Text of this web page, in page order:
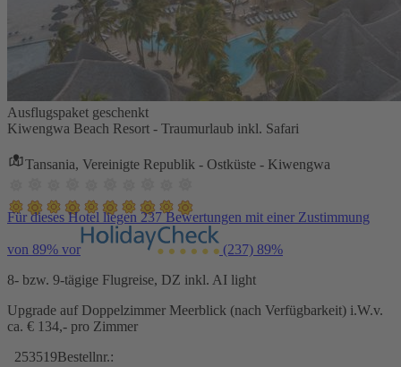
Ausflugspaket geschenkt
Kiwengwa Beach Resort - Traumurlaub inkl. Safari
Tansania, Vereinigte Republik - Ostküste - Kiwengwa
Für dieses Hotel liegen 237 Bewertungen mit einer Zustimmung
von 89% vor (237) 89%
8- bzw. 9-tägige Flugreise, DZ inkl. AI light
Upgrade auf Doppelzimmer Meerblick (nach Verfügbarkeit) i.W.v.
ca. € 134,- pro Zimmer
253519Bestellnr.: